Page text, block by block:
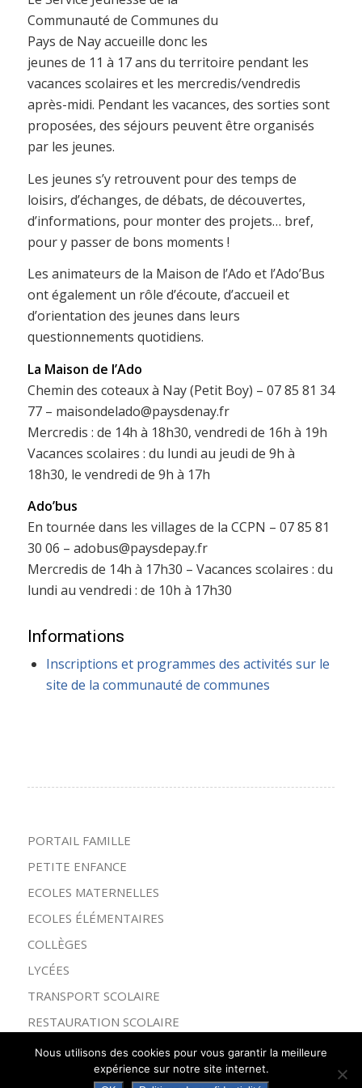
Communauté de Communes du
Pays de Nay accueille donc les
jeunes de 11 à 17 ans du territoire pendant les
vacances scolaires et les mercredis/vendredis
après-midi. Pendant les vacances, des sorties sont
proposées, des séjours peuvent être organisés
par les jeunes.
Les jeunes s’y retrouvent pour des temps de
loisirs, d’échanges, de débats, de découvertes,
d’informations, pour monter des projets… bref,
pour y passer de bons moments !
Les animateurs de la Maison de l’Ado et l’Ado’Bus
ont également un rôle d’écoute, d’accueil et
d’orientation des jeunes dans leurs
questionnements quotidiens.
La Maison de l’Ado
Chemin des coteaux à Nay (Petit Boy) – 07 85 81 34
77 – maisondelado@paysdenay.fr
Mercredis : de 14h à 18h30, vendredi de 16h à 19h
Vacances scolaires : du lundi au jeudi de 9h à
18h30, le vendredi de 9h à 17h
Ado’bus
En tournée dans les villages de la CCPN – 07 85 81
30 06 – adobus@paysdepay.fr
Mercredis de 14h à 17h30 – Vacances scolaires : du
lundi au vendredi : de 10h à 17h30
Informations
Inscriptions et programmes des activités sur le
site de la communauté de communes
PORTAIL FAMILLE
PETITE ENFANCE
ECOLES MATERNELLES
ECOLES ÉLÉMENTAIRES
COLLÈGES
LYCÉES
TRANSPORT SCOLAIRE
RESTAURATION SCOLAIRE
CENTRE DE LOISIRS
ESPACE JEUNESSE
Nous utilisons des cookies pour vous garantir la meilleure
expérience sur notre site internet.